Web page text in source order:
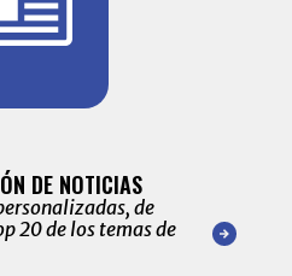
DE NOTICIAS
de
20 de los temas de
de las